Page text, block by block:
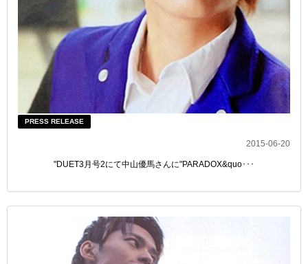
PRESS RELEASE
2015-06-20
"DUET3月号2にて中山優馬さんに"PARADOX&quo･･･